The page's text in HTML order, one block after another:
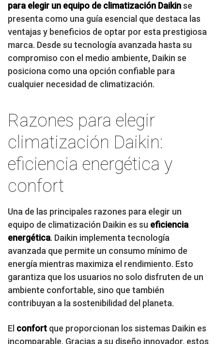
para elegir un equipo de climatización Daikinse
presenta como una guía esencial que destaca las
ventajas y beneficios de optar por esta prestigiosa
marca. Desde su tecnología avanzada hasta su
compromiso con el medio ambiente, Daikin se
posiciona como una opción confiable para
cualquier necesidad de climatización.
Razones para elegir
climatización Daikin:
eficiencia energética y
confort
Una de las principales razones para elegir un
equipo de climatización Daikin es su eficiencia
energética. Daikin implementa tecnología
avanzada que permite un consumo mínimo de
energía mientras maximiza el rendimiento. Esto
garantiza que los usuarios no solo disfruten de un
ambiente confortable, sino que también
contribuyan a la sostenibilidad del planeta.
El confort que proporcionan los sistemas Daikin es
incomparable. Gracias a su diseño innovador, estos